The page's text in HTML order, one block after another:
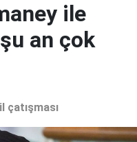
ile
an çok
çatışması